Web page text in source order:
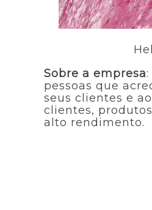
Sobre a empresa
pessoas que
seus clientes e
clientes,
alto rendimento.